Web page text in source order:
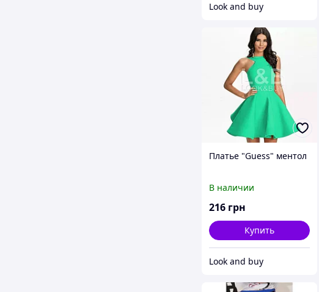
Look and buy
Платье "Guess" ментол
В наличии
216 грн
Купить
Look and buy